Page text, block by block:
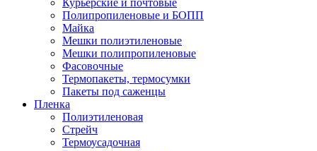
Полипропиленовые и БОПП
Майка
Мешки полиэтиленовые
Мешки полипропиленовые
Фасовочные
Термопакеты, термосумки
Пакеты под саженцы
Пленка
Полиэтиленовая
Стрейч
Термоусадочная